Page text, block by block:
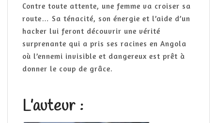
Contre toute attente, une femme va croiser sa
route… Sa ténacité, son énergie et l’aide d’un
hacker lui feront découvrir une vérité
surprenante qui a pris ses racines en Angola
où l’ennemi invisible et dangereux est prêt à
donner le coup de grâce.
L’auteur :